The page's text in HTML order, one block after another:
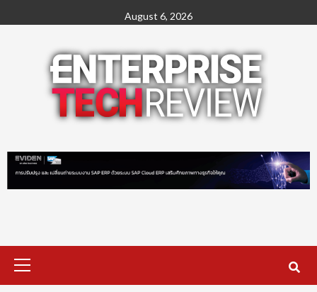
to
August 6, 2026
Primary
Menu